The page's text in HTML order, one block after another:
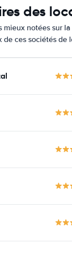
des
notées sur
ces sociétés